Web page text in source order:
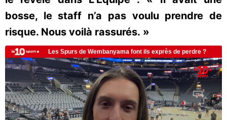
bosse, le staff n’a pas voulu prendre de
risque. Nous voilà rassurés. »